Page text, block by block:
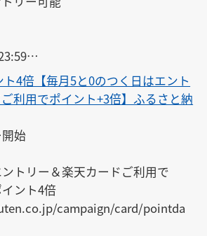
ョ版カレンダー★
cal/8372
ください
ョ版カレンダー★
cal/8372
ください
4倍【毎月5と0のつく日はエント
利用でポイント+3倍】ふるさと納
始
トリー＆楽天カードご利用で
ント4倍
campaign/card/pointda